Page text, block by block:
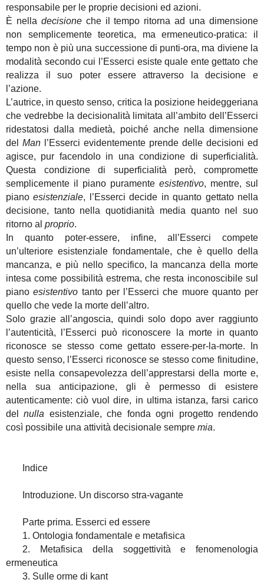
responsabile per le proprie decisioni ed azioni.
È nella decisione che il tempo ritorna ad una dimensione
non semplicemente teoretica, ma ermeneutico-pratica: il
tempo non è più una successione di punti-ora, ma diviene la
modalità secondo cui l’Esserci esiste quale ente gettato che
realizza il suo poter essere attraverso la decisione e
l’azione.
L’autrice, in questo senso, critica la posizione heideggeriana
che vedrebbe la decisionalità limitata all’ambito dell’Esserci
ridestatosi dalla medietà, poiché anche nella dimensione
del Man l’Esserci evidentemente prende delle decisioni ed
agisce, pur facendolo in una condizione di superficialità.
Questa condizione di superficialità però, compromette
semplicemente il piano puramente esistentivo, mentre, sul
pianoesistenziale, l’Esserci decide in quanto gettato nella
decisione, tanto nella quotidianità media quanto nel suo
ritorno al proprio.
In quanto poter-essere, infine, all’Esserci compete
un’ulteriore esistenziale fondamentale, che è quello della
mancanza, e più nello specifico, la mancanza della morte
intesa come possibilità estrema, che resta inconoscibile sul
pianoesistentivo tanto per l’Esserci che muore quanto per
quello che vede la morte dell’altro.
Solo grazie all’angoscia, quindi solo dopo aver raggiunto
l’autenticità, l’Esserci può riconoscere la morte in quanto
riconosce se stesso come gettato essere-per-la-morte. In
questo senso, l’Esserci riconosce se stesso come finitudine,
esiste nella consapevolezza dell’apprestarsi della morte e,
nella sua anticipazione, gli è permesso di esistere
autenticamente: ciò vuol dire, in ultima istanza, farsi carico
delnulla esistenziale, che fonda ogni progetto rendendo
così possibile una attività decisionale sempre mia.
Indice
Introduzione. Un discorso stra-vagante
Parte prima. Esserci ed essere
1. Ontologia fondamentale e metafisica
2. Metafisica della soggettività e fenomenologia
ermeneutica
3. Sulle orme di kant